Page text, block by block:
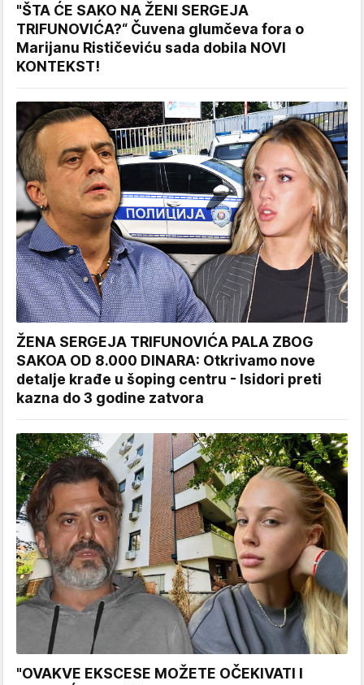
"ŠTA ĆE SAKO NA ŽENI SERGEJA
TRIFUNOVIĆA?“ Čuvena glumčeva fora o
Marijanu Rističeviću sada dobila NOVI
KONTEKST!
ŽENA SERGEJA TRIFUNOVIĆA PALA ZBOG
SAKOA OD 8.000 DINARA: Otkrivamo nove
detalje krađe u šoping centru - Isidori preti
kazna do 3 godine zatvora
"OVAKVE EKSCESE MOŽETE OČEKIVATI I